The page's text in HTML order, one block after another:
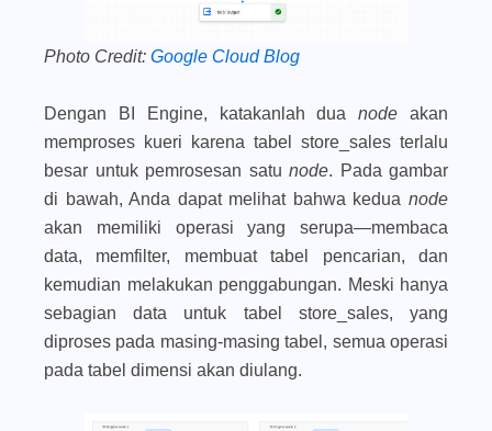
Photo Credit: Google Cloud Blog
Dengan BI Engine, katakanlah duanodeakan
memproses kueri karena tabel store_sales terlalu
besar untuk pemrosesan satu node. Pada gambar
di bawah, Anda dapat melihat bahwa kedua node
akan memiliki operasi yang serupa—membaca
data, memfilter, membuat tabel pencarian, dan
kemudian melakukan penggabungan. Meski hanya
sebagian data untuk tabel store_sales, yang
diproses pada masing-masing tabel, semua operasi
pada tabel dimensi akan diulang.